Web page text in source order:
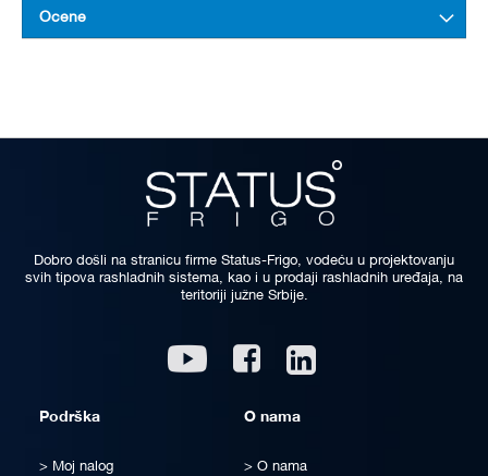
Ocene
Dobro došli na stranicu firme Status-Frigo, vodeću u projektovanju
svih tipova rashladnih sistema, kao i u prodaji rashladnih uređaja, na
teritoriji južne Srbije.
Youtube Facebook
Podrška
Moj nalog
O nama
O nama